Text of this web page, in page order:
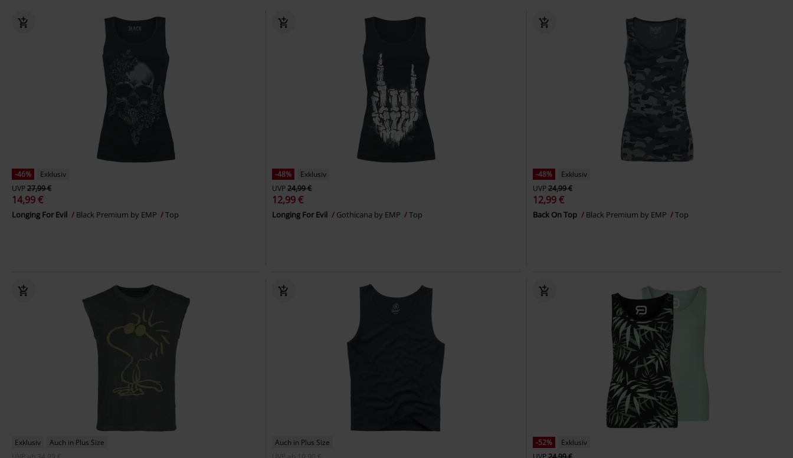
-46%
Exklusiv
UVP27,99 €
14,99 €
Longing For Evil Black Premium by EMP Top
-48%
Exklusiv
UVP24,99 €
12,99 €
Longing For Evil Gothicana by EMP Top
-48%
Exklusiv
UVP24,99 €
12,99 €
Back On Top Black Premium by EMP Top
Exklusiv
Auch in Plus Size
Auch in Plus Size
-52%
Exklusiv